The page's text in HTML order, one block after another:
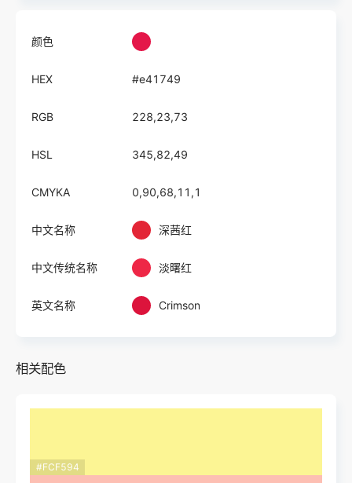
颜色
HEX #e41749
RGB 228,23,73
HSL 345,82,49
CMYKA 0,90,68,11,1
中文名称 深茜红
中文传统名称 淡曙红
英文名称 Crimson
相关配色
#FCF594